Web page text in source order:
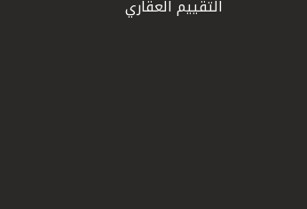
التقييم العقاري